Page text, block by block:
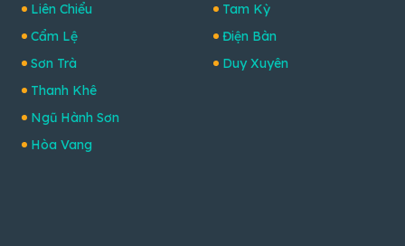
Liên Chiểu
Cẩm Lệ
Sơn Trà
Thanh Khê
Ngũ Hành Sơn
Hòa Vang
Tam Kỳ
Điện Bàn
Duy Xuyên